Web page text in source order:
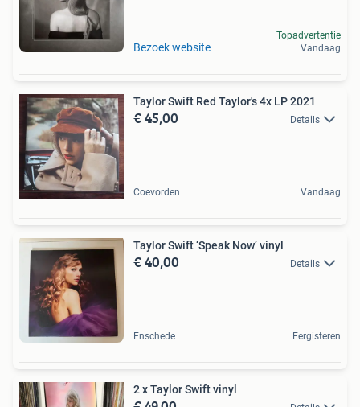
Bezoek website
Topadvertentie
Vandaag
Taylor Swift Red Taylor's 4x LP 2021
€ 45,00 Details
Coevorden Vandaag
Taylor Swift ‘Speak Now’ vinyl
€ 40,00 Details
Enschede Eergisteren
2 x Taylor Swift vinyl